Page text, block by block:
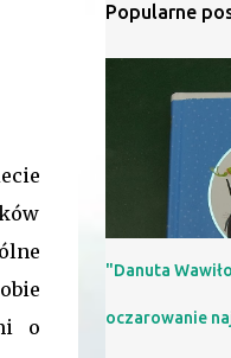
o
Popularne
"Danuta
oczarowanie